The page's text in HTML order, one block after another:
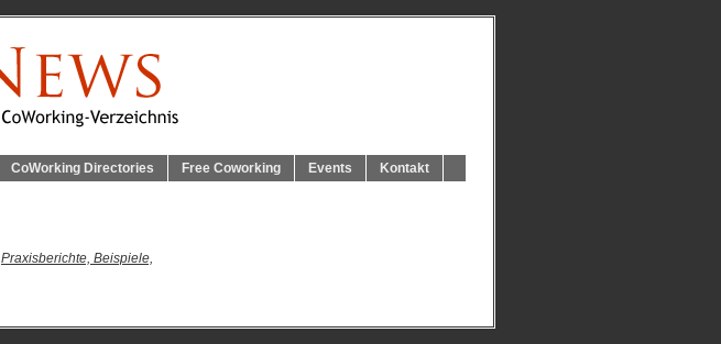
CoWorking Directories Free Coworking Events Kontakt
Praxisberichte, Beispiele,